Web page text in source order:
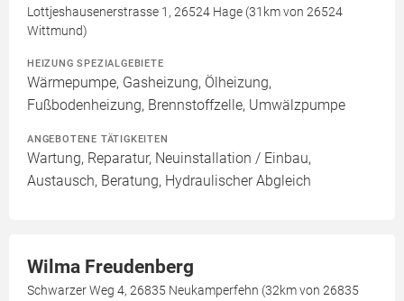
Lottjeshausenerstrasse 1, 26524 Hage (31km von 26524
Wittmund)
HEIZUNG SPEZIALGEBIETE
Wärmepumpe, Gasheizung, Ölheizung,
Fußbodenheizung, Brennstoffzelle, Umwälzpumpe
ANGEBOTENE TÄTIGKEITEN
Wartung, Reparatur, Neuinstallation / Einbau,
Austausch, Beratung, Hydraulischer Abgleich
Wilma Freudenberg
Schwarzer Weg 4, 26835 Neukamperfehn (32km von 26835